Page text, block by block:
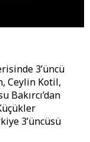
3’üncü
Ceylin Kotil,
Bakırcı’dan
3’üncüsü